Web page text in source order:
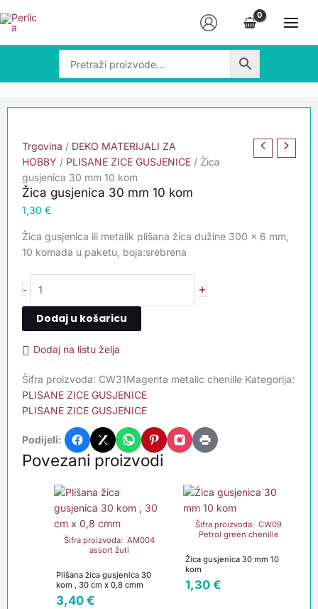
to
Trgovina / DEKO MATERIJALI ZA
HOBBY / PLISANE ZICE GUSJENICE / Žica
gusjenica 30 mm 10 kom
Žica gusjenica 30 mm 10 kom
1,30 €
Žica gusjenica ili metalik plišana žica dužine 300 x 6 mm,
10 komada u paketu, boja:srebrena
-
gusjenica
kom
+
Dodaj u košaricu
Dodaj na listu želja
Šifra proizvoda: CW31Magenta metalic chenille Kategorija:
PLISANE ZICE GUSJENICE
PLISANE ZICE GUSJENICE
Podijeli:
Povezani proizvodi
Šifra proizvoda: AM004
assort žuti
Plišana žica gusjenica 30
kom , 30 cm x 0,8 cmm
3,40 €
Šifra proizvoda: CW09
Petrol green chenille
Žica gusjenica 30 mm 10
kom
1,30 €